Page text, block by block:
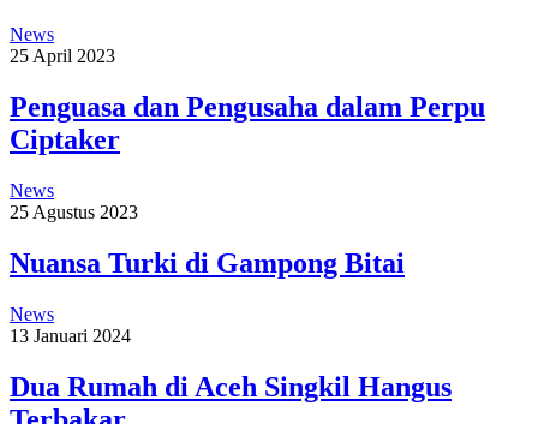
News
25 April 2023
Penguasa dan Pengusaha dalam Perpu
Ciptaker
News
25 Agustus 2023
Nuansa Turki di Gampong Bitai
News
13 Januari 2024
Dua Rumah di Aceh Singkil Hangus